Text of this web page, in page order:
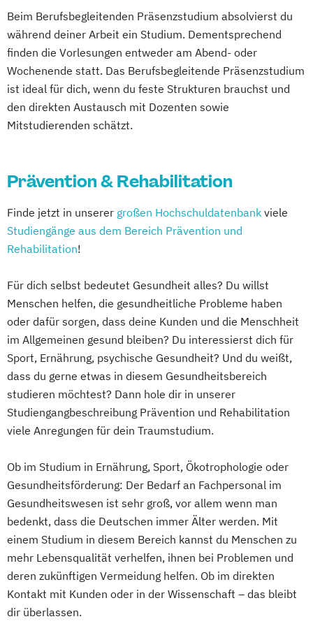
Beim Berufsbegleitenden Präsenzstudium absolvierst du
während deiner Arbeit ein Studium. Dementsprechend
finden die Vorlesungen entweder am Abend- oder
Wochenende statt. Das Berufsbegleitende Präsenzstudium
ist ideal für dich, wenn du feste Strukturen brauchst und
den direkten Austausch mit Dozenten sowie
Mitstudierenden schätzt.
Prävention & Rehabilitation
Finde jetzt in unserer großen Hochschuldatenbank viele
Studiengänge aus dem Bereich Prävention und
Rehabilitation!
Für dich selbst bedeutet Gesundheit alles? Du willst
Menschen helfen, die gesundheitliche Probleme haben
oder dafür sorgen, dass deine Kunden und die Menschheit
im Allgemeinen gesund bleiben? Du interessierst dich für
Sport, Ernährung, psychische Gesundheit? Und du weißt,
dass du gerne etwas in diesem Gesundheitsbereich
studieren möchtest? Dann hole dir in unserer
Studiengangbeschreibung Prävention und Rehabilitation
viele Anregungen für dein Traumstudium.
Ob im Studium in Ernährung, Sport, Ökotrophologie oder
Gesundheitsförderung: Der Bedarf an Fachpersonal im
Gesundheitswesen ist sehr groß, vor allem wenn man
bedenkt, dass die Deutschen immer Älter werden. Mit
einem Studium in diesem Bereich kannst du Menschen zu
mehr Lebensqualität verhelfen, ihnen bei Problemen und
deren zukünftigen Vermeidung helfen. Ob im direkten
Kontakt mit Kunden oder in der Wissenschaft – das bleibt
dir überlassen.